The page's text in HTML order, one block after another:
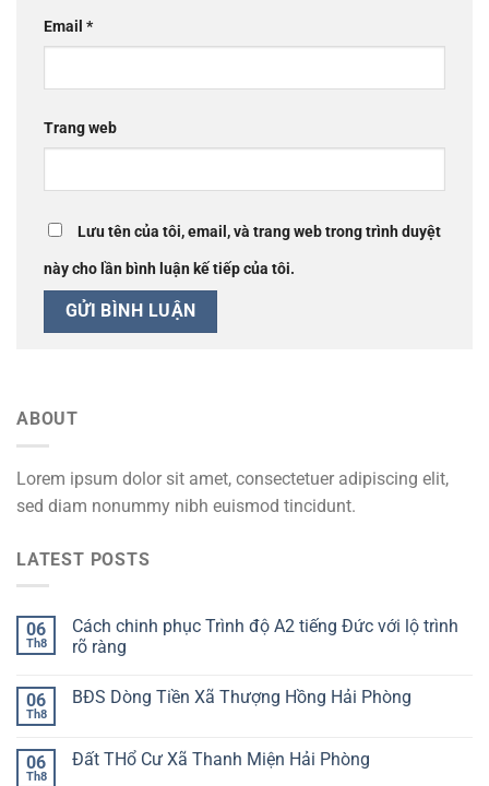
Email *
Trang web
Lưu tên của tôi, email, và trang web trong trình duyệt
này cho lần bình luận kế tiếp của tôi.
ABOUT
Lorem ipsum dolor sit amet, consectetuer adipiscing elit,
sed diam nonummy nibh euismod tincidunt.
LATEST POSTS
06
Th8
Cách chinh phục Trình độ A2 tiếng Đức với lộ trình
rõ ràng
06
Th8
BĐS Dòng Tiền Xã Thượng Hồng Hải Phòng
06
Th8
Đất THổ Cư Xã Thanh Miện Hải Phòng